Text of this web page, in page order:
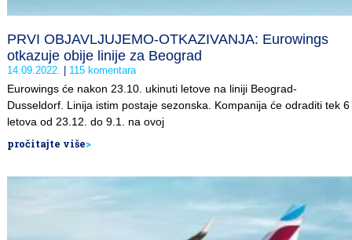
PRVI OBJAVLJUJEMO-OTKAZIVANJA: Eurowings
otkazuje obije linije za Beograd
14.09.2022. 115 komentara
Eurowings će nakon 23.10. ukinuti letove na liniji Beograd-
Dusseldorf. Linija istim postaje sezonska. Kompanija će odraditi tek 6
letova od 23.12. do 9.1. na ovoj
pročitajte više>